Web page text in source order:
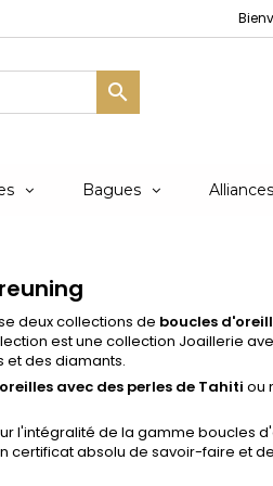

Bagues Alliances
deux collections de boucles
est une collection Joaillerie
et des diamants.
avec des perles de Tahiti ou
l'intégralité de la gamme boucles
certificat absolu de savoir-faire et